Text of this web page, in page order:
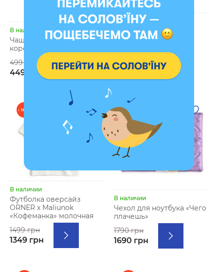
В наличии
Чашка «Кошечка в
короне»
499 грн
449 грн
В наличии
Футболка оверсайз
ORNER х Maliunok
1499 грн
1349 грн
- 10 %
В наличии
Футболка оверсайз
ORNER х Maliunok
«Кофеманка» молочная
1499 грн
1349 грн
- 5 %
В наличии
Чехол для ноутбука «Чего
плачешь»
1790 грн
1690 грн